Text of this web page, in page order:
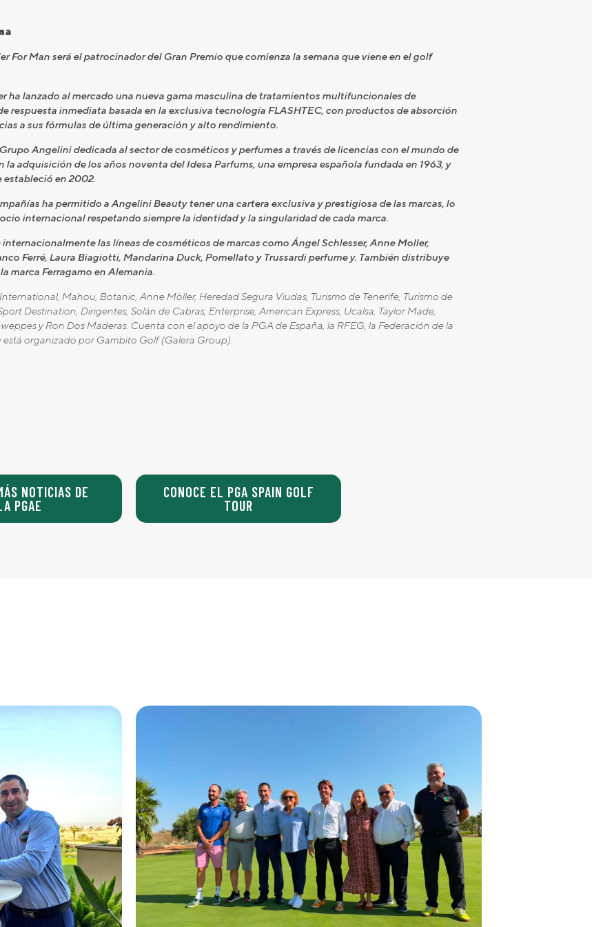
For Man será el patrocinador del Gran Premio que comienza la semana que viene en el golf
ha lanzado al mercado una nueva gama masculina de tratamientos multifuncionales de
respuesta inmediata basada en la exclusiva tecnología FLASHTEC, con productos de absorción
a sus fórmulas de última generación y alto rendimiento.
Angelini dedicada al sector de cosméticos y perfumes a través de licencias con el mundo de
adquisición de los años noventa del Idesa Parfums, una empresa española fundada en 1963, y
estableció en 2002.
ha permitido a Angelini Beauty tener una cartera exclusiva y prestigiosa de las marcas, lo
internacional respetando siempre la identidad y la singularidad de cada marca.
las líneas de cosméticos de marcas como Ángel Schlesser, Anne Moller,
Ferré, Laura Biagiotti, Mandarina Duck, Pomellato y Trussardi perfume y. También distribuye
marca Ferragamo en Alemania.
Mahou, Botanic, Anne Möller, Heredad Segura Viudas, Turismo de Tenerife, Turismo de
Destination, Dirigentes, Solán de Cabras, Enterprise, American Express, Ucalsa, Taylor Made,
y Ron Dos Maderas. Cuenta con el apoyo de la PGA de España, la RFEG, la Federación de la
organizado por Gambito Golf (Galera Group).
NOTICIAS DE
PGAE
CONOCE EL PGA SPAIN GOLF
TOUR